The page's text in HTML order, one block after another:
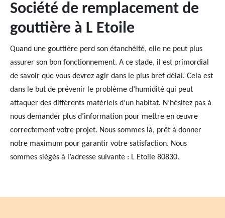
Société de remplacement de
gouttière à L Etoile
Quand une gouttière perd son étanchéité, elle ne peut plus
assurer son bon fonctionnement. A ce stade, il est primordial
de savoir que vous devrez agir dans le plus bref délai. Cela est
dans le but de prévenir le problème d’humidité qui peut
attaquer des différents matériels d’un habitat. N’hésitez pas à
nous demander plus d’information pour mettre en œuvre
correctement votre projet. Nous sommes là, prêt à donner
notre maximum pour garantir votre satisfaction. Nous
sommes siégés à l’adresse suivante : L Etoile 80830.